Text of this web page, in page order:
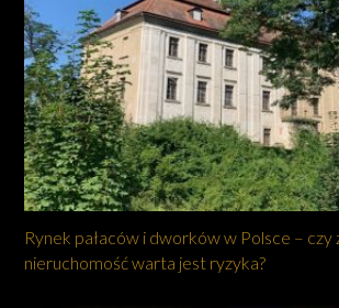
Rynek pałaców i dworków w Polsce –
nieruchomość warta jest ryzyka?